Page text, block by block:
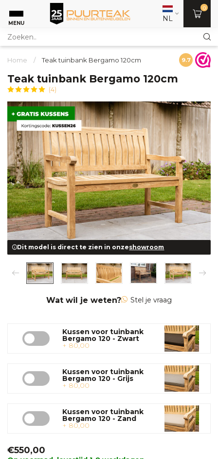
MENU NL
0
Home / Teak tuinbank Bergamo 120cm 9.7
Teak tuinbank Bergamo 120cm
(4)
Dit model is direct te zien in onzeshowroom
Wat wil je weten? Stel je vraag
Kussen voor tuinbank
Bergamo 120 - Zwart
+ 80,00
Kussen voor tuinbank
Bergamo 120 - Grijs
+ 80,00
Kussen voor tuinbank
Bergamo 120 - Zand
+ 80,00
€550,00